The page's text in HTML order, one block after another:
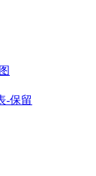
-保留